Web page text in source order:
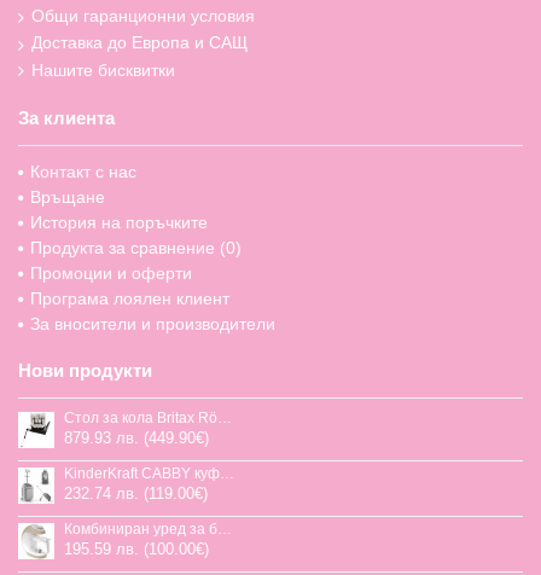
Общи гаранционни условия
Доставка до Европа и САЩ
Нашите бисквитки
За клиента
Контакт с нас
Връщане
История на поръчките
Продукта за сравнение (0)
Промоции и оферти
Програма лоялен клиент
За вносители и производители
Нови продукти
Стол за кола Britax Römer Swivel-Grow Max Air, 40-125 см
879.93 лв. (449.90€)
KinderKraft CABBY куфар със седалка
232.74 лв. (119.00€)
Комбиниран уред за бебешка храна Jane Chefkiss, 7 функции
195.59 лв. (100.00€)